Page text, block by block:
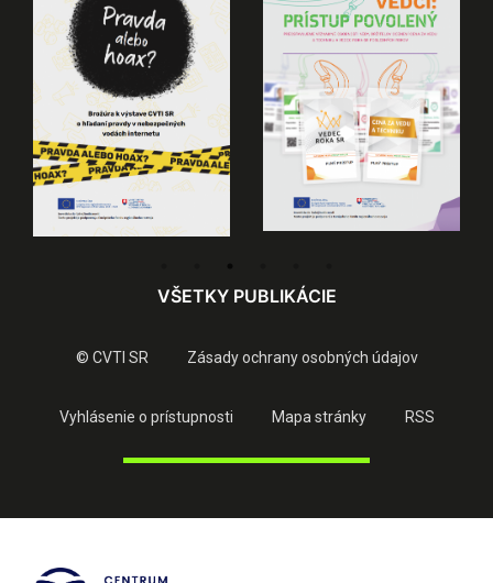
VŠETKY PUBLIKÁCIE
© CVTI SR Zásady ochrany osobných údajov
Vyhlásenie o prístupnosti Mapa stránky RSS